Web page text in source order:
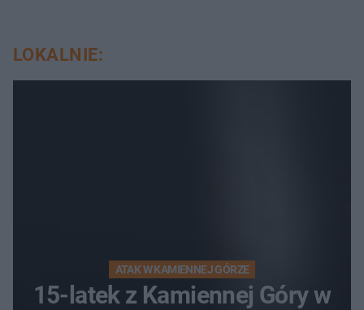
LOKALNIE:
ATAK W KAMIENNEJ GÓRZE
15-latek z Kamiennej Góry w